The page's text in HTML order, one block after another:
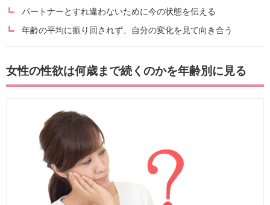
パートナーとすれ違わないために今の状態を伝える
年齢の平均に振り回されず、自分の変化を見て向き合う
女性の性欲は何歳まで続くのかを年齢別に見る